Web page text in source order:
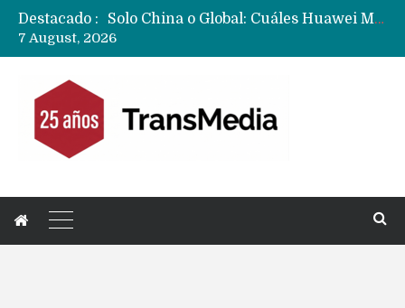
Destacado :
Solo China o Global: Cuáles Huawei MateBook, MatePad y Nova llegarán a Europa y LATAM?
Fabricantes suben precios de teléfonos y ganan más dinero en un mercado donde Xiaomi alerta por no mejorar ventas
7 August, 2026